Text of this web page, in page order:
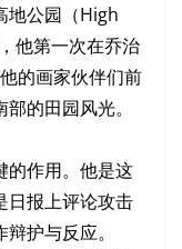
地公园（High
他第一次在乔治
的画家伙伴们前
的田园风光。
的作用。他是这
日报上评论攻击
护与反应。